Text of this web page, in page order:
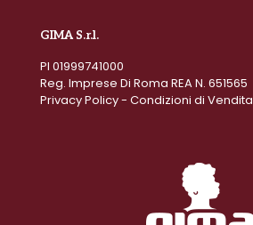
GIMA S.r.l.
PI 01999741000
Reg. Imprese Di Roma REA N. 651565
Privacy Policy- Condizioni di Vendita